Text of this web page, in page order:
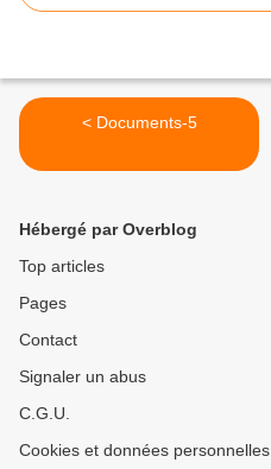
< Documents-5
Hébergé par Overblog
Top articles
Pages
Contact
Signaler un abus
C.G.U.
Cookies et données personnelles